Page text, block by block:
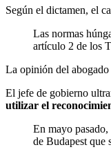
Según el dictamen, el
Las normas
artículo 2 de los
La opinión del
El jefe de gobierno
utilizar el
En mayo
de Budapest que